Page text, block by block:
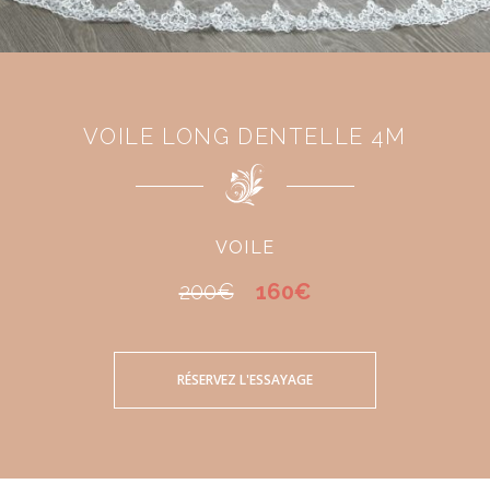
VOILE LONG DENTELLE 4M
VOILE
200€ 160€
RÉSERVEZ L'ESSAYAGE